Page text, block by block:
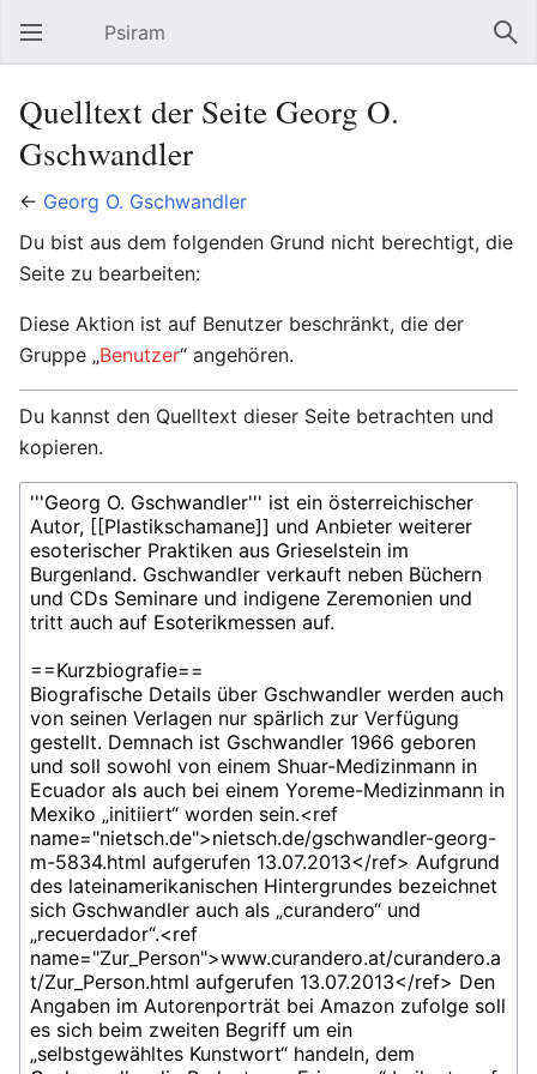
Hauptmenü öffnen Psiram
Quelltext der Seite Georg O.
Gschwandler
← Georg O. Gschwandler
Du bist aus dem folgenden Grund nicht berechtigt, die
Seite zu bearbeiten:
Diese Aktion ist auf Benutzer beschränkt, die der
Gruppe „Benutzer“ angehören.
Du kannst den Quelltext dieser Seite betrachten und
kopieren.